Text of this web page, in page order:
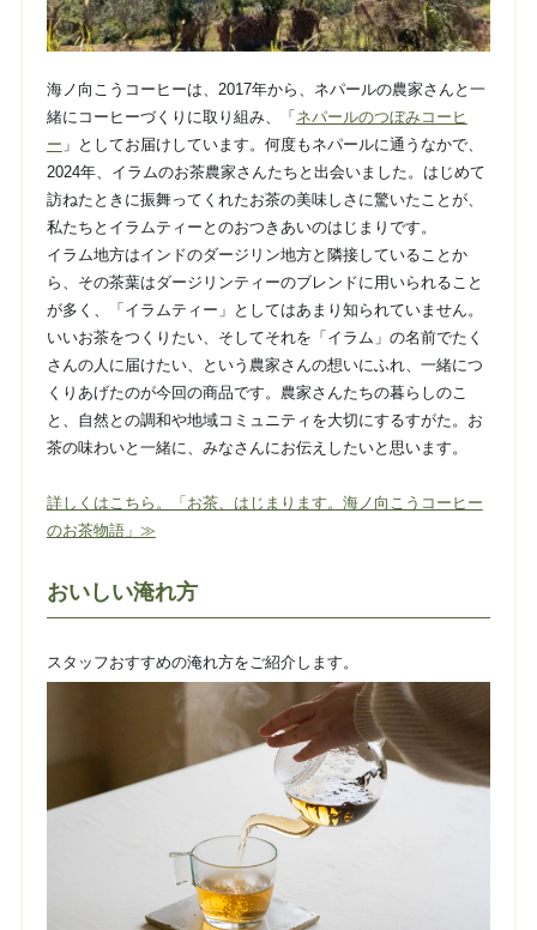
海ノ向こうコーヒーは、2017年から、ネパールの農家さんと一
緒にコーヒーづくりに取り組み、「 ネパールのつぼみコーヒ
ー 」としてお届けしています。何度もネパールに通うなかで、
2024年、イラムのお茶農家さんたちと出会いました。はじめて
訪ねたときに振舞ってくれたお茶の美味しさに驚いたことが、
私たちとイラムティーとのおつきあいのはじまりです。
イラム地方はインドのダージリン地方と隣接していることか
ら、その茶葉はダージリンティーのブレンドに用いられること
が多く、「イラムティー」としてはあまり知られていません。
いいお茶をつくりたい、そしてそれを「イラム」の名前でたく
さんの人に届けたい、という農家さんの想いにふれ、一緒につ
くりあげたのが今回の商品です。農家さんたちの暮らしのこ
と、自然との調和や地域コミュニティを大切にするすがた。お
茶の味わいと一緒に、みなさんにお伝えしたいと思います。
詳しくはこちら。「お茶、はじまります。海ノ向こうコーヒー
のお茶物語」≫
おいしい淹れ方
スタッフおすすめの淹れ方をご紹介します。